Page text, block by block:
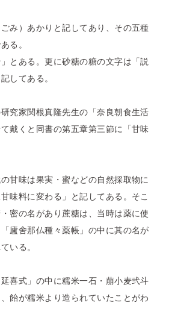
み）あかりと記してあり、その五種
る。
とある。更に砂糖の糖の文字は「説
してある。
究家関根真隆先生の「奈良朝食生活
戴くと同書の第五章第三節に「甘味
甘味は果実・蜜などの自然採取物に
味料に変わる」と記してある。そこ
密の名があり蔗糖は、当時は薬に使
廬舍那仏種々薬帳」の中に其の名が
いる。
喜式」の中に糯米一石・萠小麦弐斗
飴が糯米より造られていたことがわ